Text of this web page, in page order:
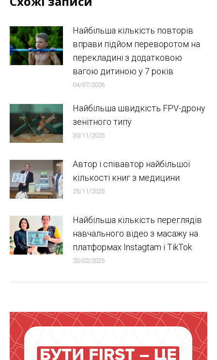
Найбільша кількість повторів
вправи підйом переворотом на
перекладині з додатковою
вагою дитиною у 7 років
04/07/2026
Найбільша швидкість FPV-дрону
зенітного типу
30/11/2025
Автор і співавтор найбільшої
кількості книг з медицини
25/11/2025
Найбільша кількість переглядів
навчального відео з масажу на
платформах Instagtam i TikTok
20/02/2025